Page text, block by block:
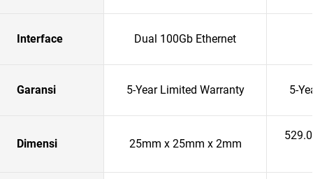
Interface Dual 100Gb Ethernet
Garansi 5-Year Limited Warranty 5-
Dimensi 25mm x 25mm x 2mm